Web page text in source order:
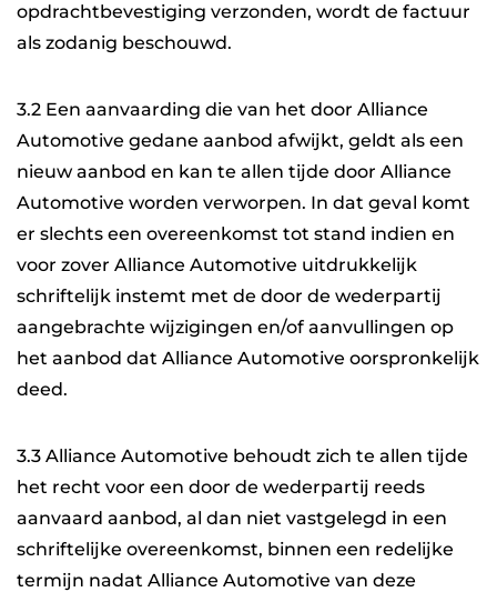
opdrachtbevestiging verzonden, wordt de factuur
als zodanig beschouwd.
3.2 Een aanvaarding die van het door Alliance
Automotive gedane aanbod afwijkt, geldt als een
nieuw aanbod en kan te allen tijde door Alliance
Automotive worden verworpen. In dat geval komt
er slechts een overeenkomst tot stand indien en
voor zover Alliance Automotive uitdrukkelijk
schriftelijk instemt met de door de wederpartij
aangebrachte wijzigingen en/of aanvullingen op
het aanbod dat Alliance Automotive oorspronkelijk
deed.
3.3 Alliance Automotive behoudt zich te allen tijde
het recht voor een door de wederpartij reeds
aanvaard aanbod, al dan niet vastgelegd in een
schriftelijke overeenkomst, binnen een redelijke
termijn nadat Alliance Automotive van deze